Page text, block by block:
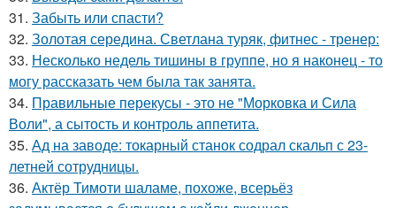
31. Забыть или спасти?
32. Золотая середина. Светлана туряк, фитнес - тренер:
33. Несколько недель тишины в группе, но я наконец - то
могу рассказать чем была так занята.
34. Правильные перекусы - это не "Морковка и Сила
Воли", а сытость и контроль аппетита.
35. Ад на заводе: токарный станок содрал скальп с 23-
летней сотрудницы.
36. Актёр Тимоти шаламе, похоже, всерьёз